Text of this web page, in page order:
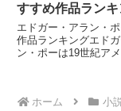
すすめ作品ラン
エドガー・アラン・
作品ランキングエド
ン・ポーは19世紀ア
み合わせた独自の文学
ホーム 小